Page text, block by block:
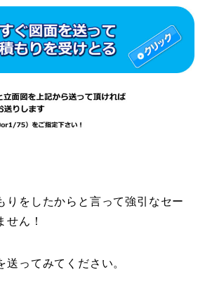
りをしたからと言って強引なセー
せん！
送ってみてください。